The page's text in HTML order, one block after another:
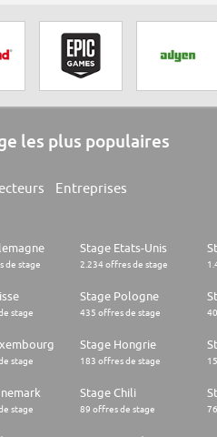
les plus populaires
Entreprises
de stage
Stage Etats-Unis
2.234 offres de stage
stage
Stage Pologne
435 offres de stage
stage
Stage Hongrie
183 offres de stage
stage
Stage Chili
89 offres de stage